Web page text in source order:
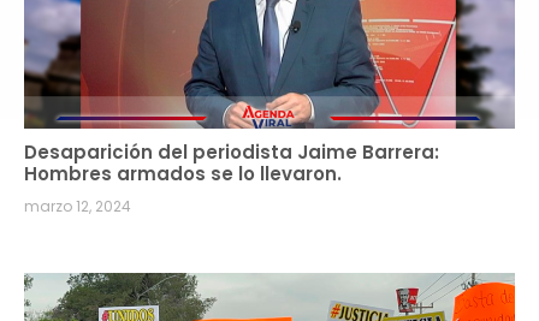
Desaparición del periodista Jaime Barrera:
Hombres armados se lo llevaron.
marzo 12, 2024